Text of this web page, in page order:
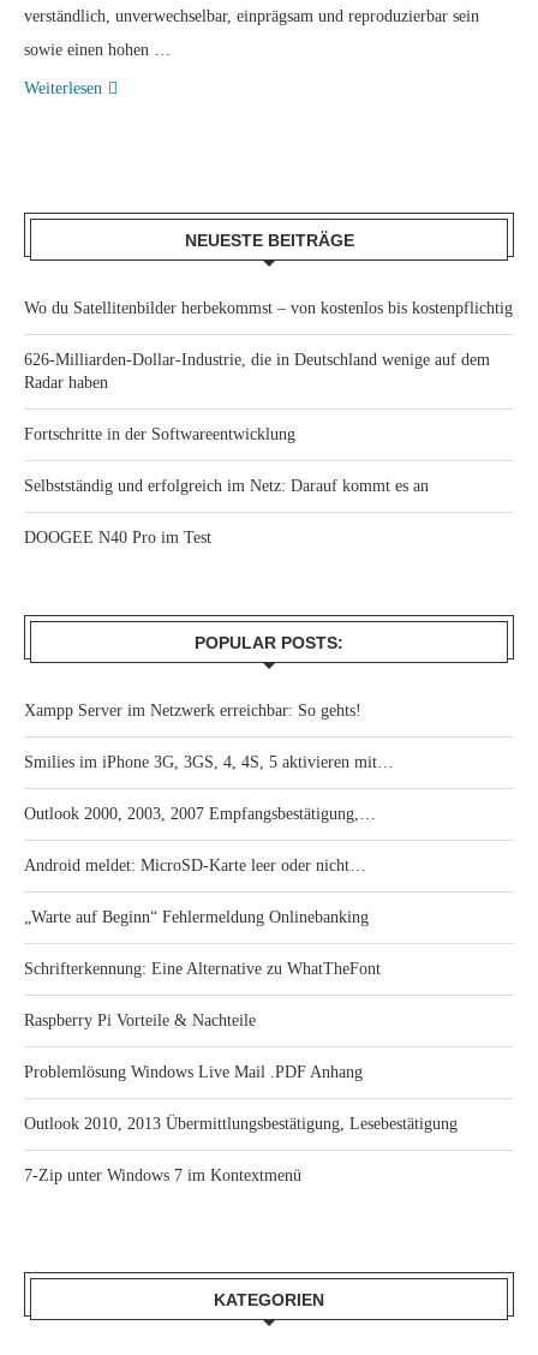
verständlich, unverwechselbar, einprägsam und reproduzierbar sein
sowie einen hohen …
Weiterlesen
NEUESTE BEITRÄGE
Wo du Satellitenbilder herbekommst – von kostenlos bis kostenpflichtig
626-Milliarden-Dollar-Industrie, die in Deutschland wenige auf dem
Radar haben
Fortschritte in der Softwareentwicklung
Selbstständig und erfolgreich im Netz: Darauf kommt es an
DOOGEE N40 Pro im Test
POPULAR POSTS:
Xampp Server im Netzwerk erreichbar: So gehts!
Smilies im iPhone 3G, 3GS, 4, 4S, 5 aktivieren mit…
Outlook 2000, 2003, 2007 Empfangsbestätigung,…
Android meldet: MicroSD-Karte leer oder nicht…
„Warte auf Beginn“ Fehlermeldung Onlinebanking
Schrifterkennung: Eine Alternative zu WhatTheFont
Raspberry Pi Vorteile & Nachteile
Problemlösung Windows Live Mail .PDF Anhang
Outlook 2010, 2013 Übermittlungsbestätigung, Lesebestätigung
7-Zip unter Windows 7 im Kontextmenü
KATEGORIEN